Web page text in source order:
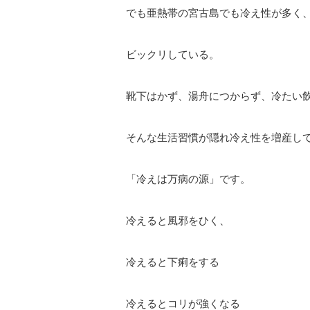
でも亜熱帯の宮古島でも冷え性が多く、
ビックリしている。
靴下はかず、湯舟につからず、冷たい
そんな生活習慣が隠れ冷え性を増産し
「冷えは万病の源」です。
冷えると風邪をひく、
冷えると下痢をする
冷えるとコリが強くなる